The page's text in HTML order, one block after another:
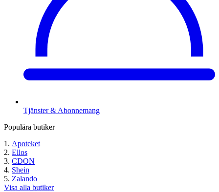
Tjänster & Abonnemang
Populära butiker
Apoteket
Ellos
CDON
Shein
Zalando
Visa alla butiker